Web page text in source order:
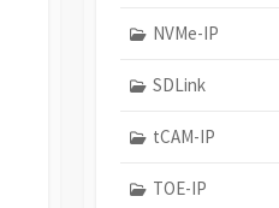
NVMe-IP
SDLink
tCAM-IP
TOE-IP